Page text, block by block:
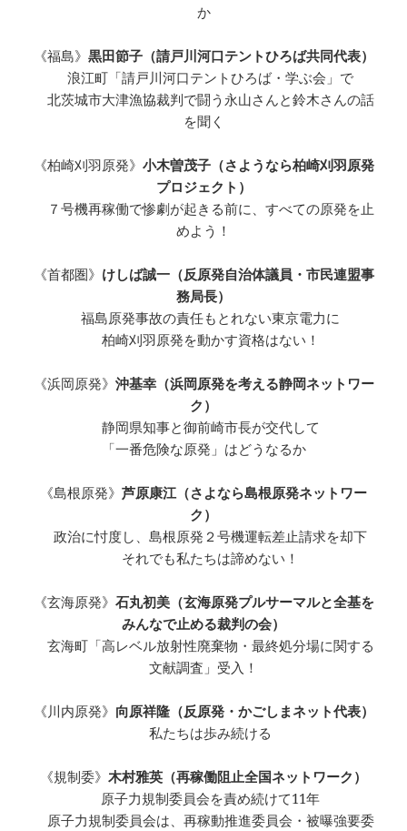
か
《福島》 黒田節子（請戸川河口テントひろば共同代表）
浪江町「請戸川河口テントひろば・学ぶ会」で
北茨城市大津漁協裁判で闘う永山さんと鈴木さんの話
を聞く
《柏崎刈羽原発》 小木曽茂子（さようなら柏崎刈羽原発
プロジェクト）
７号機再稼働で惨劇が起きる前に、すべての原発を止
めよう！
《首都圏》 けしば誠一（反原発自治体議員・市民連盟事
務局長）
福島原発事故の責任もとれない東京電力に
柏崎刈羽原発を動かす資格はない！
《浜岡原発》 沖基幸（浜岡原発を考える静岡ネットワー
ク）
静岡県知事と御前崎市長が交代して
「一番危険な原発」はどうなるか
《島根原発》 芦原康江（さよなら島根原発ネットワー
ク）
政治に忖度し、島根原発２号機運転差止請求を却下
それでも私たちは諦めない！
《玄海原発》 石丸初美（玄海原発プルサーマルと全基を
みんなで止める裁判の会）
玄海町「高レベル放射性廃棄物・最終処分場に関する
文献調査」受入！
《川内原発》 向原祥隆（反原発・かごしまネット代表）
私たちは歩み続ける
《規制委》 木村雅英（再稼働阻止全国ネットワーク）
原子力規制委員会を責め続けて11年
原子力規制委員会は、再稼動推進委員会・被曝強要委